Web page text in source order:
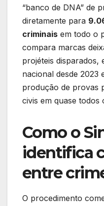
“banco de DNA” de
diretamente para
criminais em todo o
compara marcas
projéteis disparados,
nacional desde 2023
produção de provas
civis em quase todos
Como o
identifica
entre
O procedimento